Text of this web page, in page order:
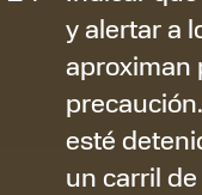
y alertar a
aproximan
esté
un carril